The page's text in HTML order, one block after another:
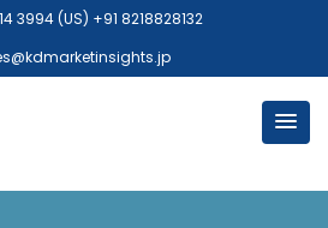
3994 (US) +91 8218828132